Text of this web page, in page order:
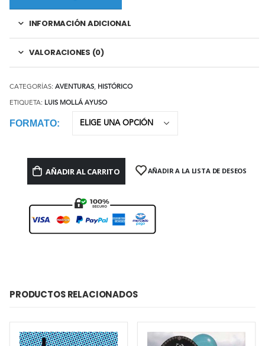
INFORMACIÓN ADICIONAL
VALORACIONES (0)
CATEGORÍAS: AVENTURAS, HISTÓRICO
ETIQUETA: LUIS MOLLÁ AYUSO
FORMATO
AÑADIR AL CARRITO AÑADIR A LA LISTA DE DESEOS
PRODUCTOS RELACIONADOS